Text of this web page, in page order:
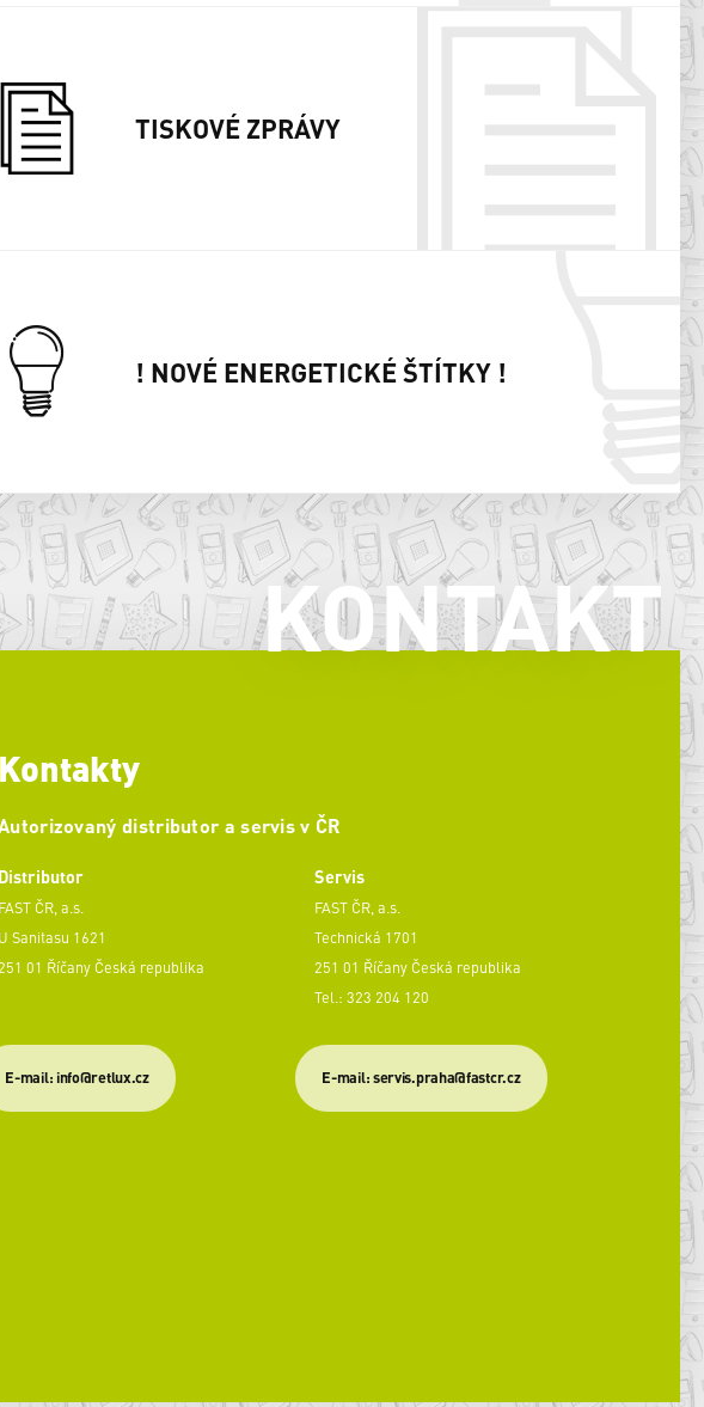
TISKOVÉ ZPRÁVY
! NOVÉ ENERGETICKÉ ŠTÍTKY !
KONTAKT
Kontakty
distributor a servis v ČR
Distributor
FAST ČR, a.s.
U Sanitasu 1621
251 01 Říčany Česká republika
E-mail: info@retlux.cz
Servis
FAST ČR, a.s.
Technická 1701
251 01 Říčany Česká republika
Tel.: 323 204 120
​E-mail: servis.praha@fastcr.cz